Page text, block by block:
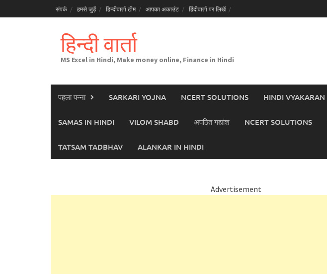
to
संपर्क हमसे जुड़ें हिन्दीवार्ता टीम आपका अकाउंट हिंदीवार्ता पर लिखें
हिन्दी वार्ता
MS Excel in Hindi, Make money online, Finance in Hindi
पहला पन्ना SARKARI YOJNA NCERT SOLUTIONS HINDI VYAKARAN
SAMAS IN HINDI VILOM SHABD अपठित गद्यांश NCERT SOLUTIONS
TATSAM TADBHAV ALANKAR IN HINDI
Advertisement